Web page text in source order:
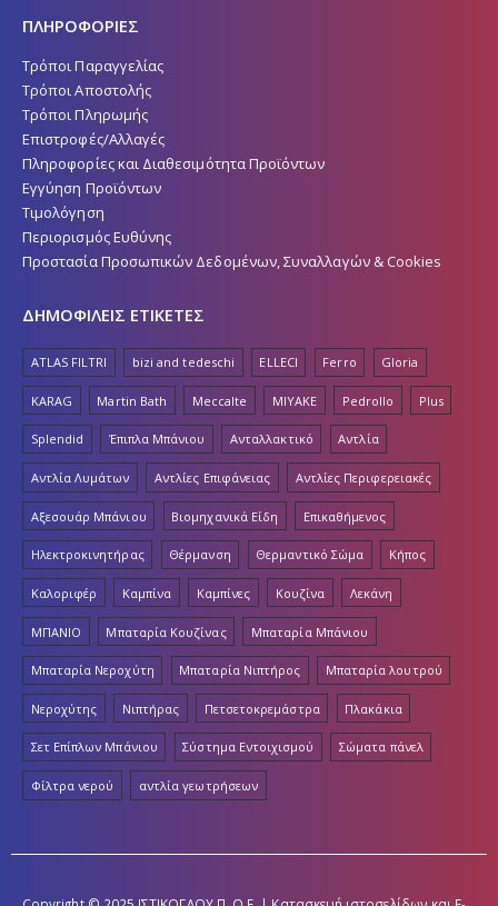
ΠΛΗΡΟΦΟΡΙΕΣ
Τρόποι Παραγγελίας
Τρόποι Αποστολής
Τρόποι Πληρωμής
Επιστροφές/Αλλαγές
Πληροφορίες και Διαθεσιμότητα Προϊόντων
Εγγύηση Προϊόντων
Τιμολόγηση
Περιορισμός Ευθύνης
Προστασία Προσωπικών Δεδομένων, Συναλλαγών & Cookies
ΔΗΜΟΦΙΛΕΙΣ ΕΤΙΚΕΤΕΣ
ATLAS FILTRI bizi and tedeschi ELLECI Ferro Gloria
KARAG Martin Bath Meccalte MIYAKE Pedrollo Plus
Splendid Έπιπλα Μπάνιου Ανταλλακτικό Αντλία
Αντλία Λυμάτων Αντλίες Επιφάνειας Αντλίες Περιφερειακές
Αξεσουάρ Μπάνιου Βιομηχανικά Είδη Επικαθήμενος
Ηλεκτροκινητήρας Θέρμανση Θερμαντικό Σώμα Κήπος
Καλοριφέρ Καμπίνα Καμπίνες Κουζίνα Λεκάνη
ΜΠΑΝΙΟ Μπαταρία Κουζίνας Μπαταρία Μπάνιου
Μπαταρία Νεροχύτη Μπαταρία Νιπτήρος Μπαταρία λουτρού
Νεροχύτης Νιπτήρας Πετσετοκρεμάστρα Πλακάκια
Σετ Επίπλων Μπάνιου Σύστημα Εντοιχισμού Σώματα πάνελ
Φίλτρα νερού αντλία γεωτρήσεων